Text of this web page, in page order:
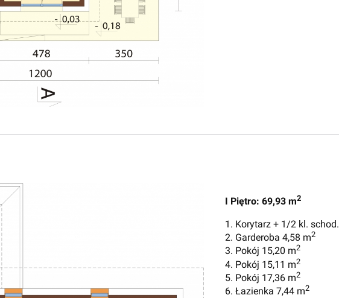
I Piętro: 69,93 m2
1. Korytarz + 1/2 kl.
2. Garderoba 4,58 m2
3. Pokój 15,20 m2
4. Pokój 15,11 m2
5. Pokój 17,36 m2
6. Łazienka 7,44 m2